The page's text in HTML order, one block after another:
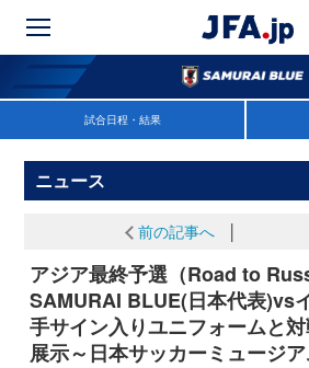
試合日程・結果
ニュース
前の記事へ│
アジア最終予選（Road to
SAMURAI BLUE(日本代表)vs
手サイン入りユニフォームと
展示～日本サッカーミュージア